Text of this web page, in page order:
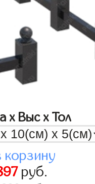
x Выс x Тол
корзину
руб.